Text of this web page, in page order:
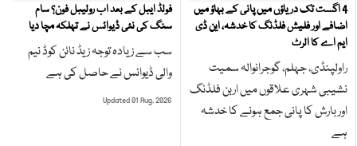
4 اگست تک دریاؤں میں پانی کے بہاؤ میں
اضافے اور فلیش فلڈنگ کا خدشہ، این ڈی
ایم اے کا الرٹ
راولپنڈی، جہلم، گوجرانوالہ سمیت
نشیبی شہری علاقوں میں اربن فلڈنگ
اور بارش کا پانی جمع ہونے کا خدشہ
ہے
فولڈ ایبل کے بعد اب رولیبل فون؟ سام
سنگ کی نئی ڈیوائس نے تہلکہ مچا دیا
سب سے زیادہ توجہ زیڈ نائن کوڈ نیم
والی ڈیوائس نے حاصل کی ہے
Updated 01 Aug, 2026